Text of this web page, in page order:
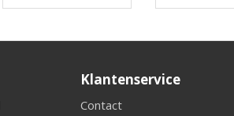
Klantenservice
Contact